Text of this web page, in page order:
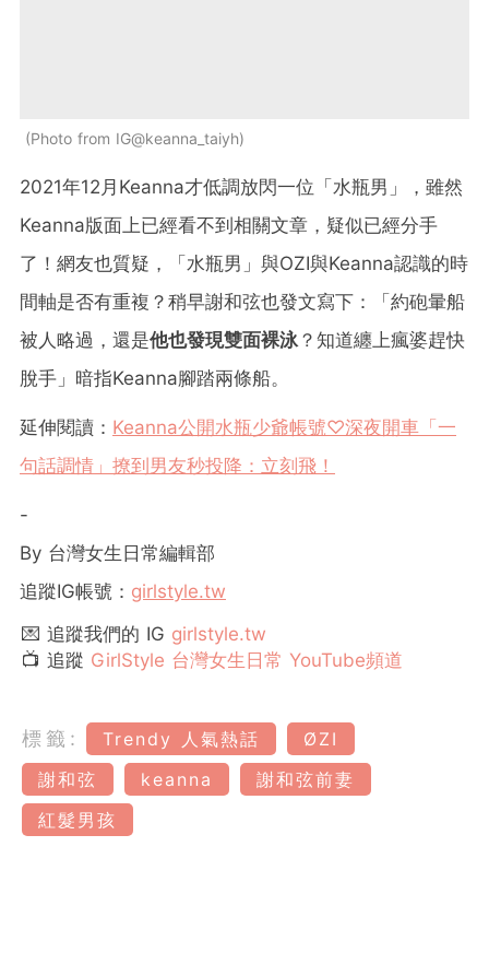
Photo from IG@keanna_taiyh
2021年12月Keanna才低調放閃一位「水瓶男」，雖然
Keanna版面上已經看不到相關文章，疑似已經分手
了！網友也質疑，「水瓶男」與OZI與Keanna認識的時
間軸是否有重複？稍早謝和弦也發文寫下：「約砲暈船
被人略過，還是他也發現雙面裸泳 ？知道纏上瘋婆趕快
脫手」暗指Keanna腳踏兩條船。
延伸閱讀： Keanna公開水瓶少爺帳號♡深夜開車「一
句話調情」撩到男友秒投降：立刻飛！
-
By 台灣女生日常編輯部
追蹤IG帳號： girlstyle.tw
💌 追蹤我們的 IG girlstyle.tw
📺 追蹤 GirlStyle 台灣女生日常 YouTube頻道
標籤: Trendy 人氣熱話
ØZI
謝和弦
keanna
謝和弦前妻
紅髮男孩